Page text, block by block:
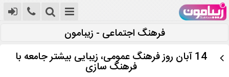
فرهنگ اجتماعی - زیبامون
14 آبان روز فرهنگ عمومی، زیبایی بیشتر جامعه با
فرهنگ سازی